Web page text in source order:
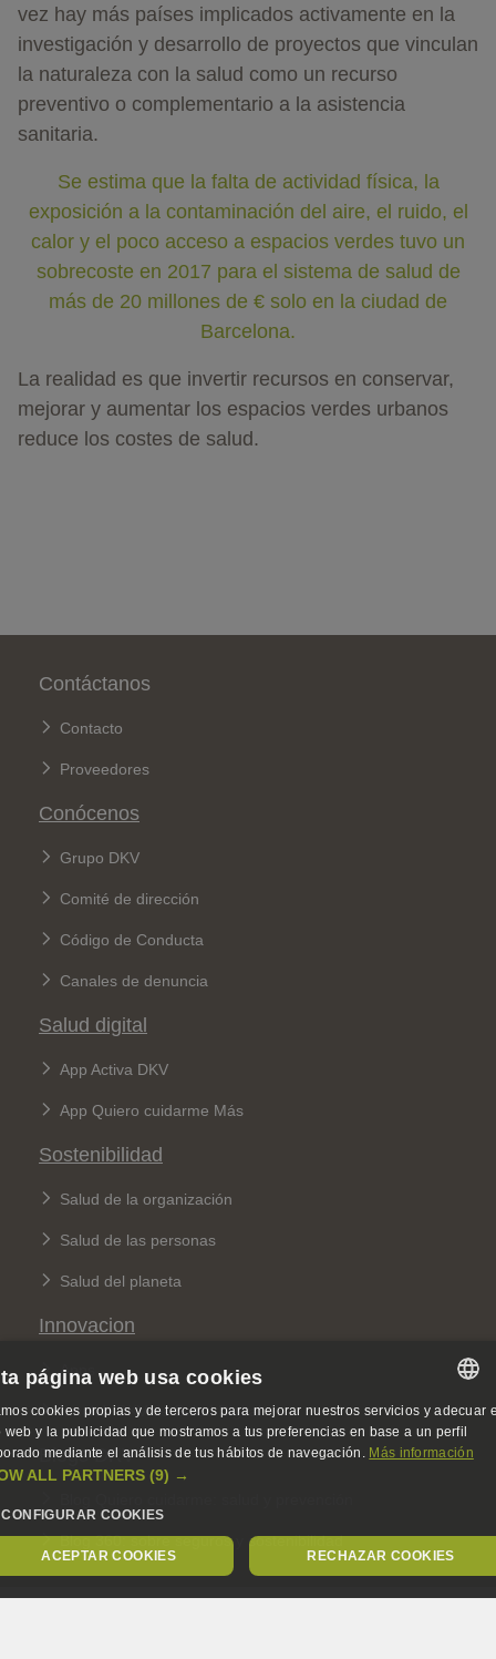
vez hay más países implicados activamente en la
investigación y desarrollo de proyectos que vinculan
la naturaleza con la salud como un recurso
preventivo o complementario a la asistencia
sanitaria.
Se estima que la falta de actividad física, la
exposición a la contaminación del aire, el ruido, el
calor y el poco acceso a espacios verdes tuvo un
sobrecoste en 2017 para el sistema de salud de
más de 20 millones de € solo en la ciudad de
Barcelona.
La realidad es que invertir recursos en conservar,
mejorar y aumentar los espacios verdes urbanos
reduce los costes de salud.
Pie de página
Contáctanos
Contacto
Proveedores
Conócenos
Grupo DKV
Comité de dirección
Código de Conducta
Canales de denuncia
Salud digital
App Activa DKV
App Quiero cuidarme Más
Sostenibilidad
Salud de la organización
Salud de las personas
Salud del planeta
Innovacion
Apps
Innolab DKV de Salud Digital
Blogs DKV
Blog 360: sobre seguros y sostenibilidad
SPANISH
SPANISH
GERMAN
página web usa cookies
cookies propias y de terceros para mejorar nuestros servicios y adecuar
web y la publicidad que mostramos a tus preferencias en base a un perfil
mediante el análisis de tus hábitos de navegación. Más información
ALL PARTNERS (9) →
CONFIGURAR COOKIES
ACEPTAR COOKIES RECHAZAR COOKIES